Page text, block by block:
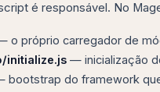
é responsável. No
o próprio carregador de
initialize.js — inicialização
bootstrap do framework